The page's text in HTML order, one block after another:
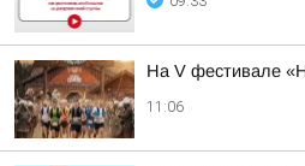
На V фестивале
11:06